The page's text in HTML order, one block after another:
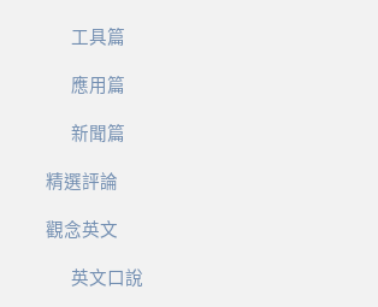
工具篇
應用篇
新聞篇
精選評論
觀念英文
英文口說